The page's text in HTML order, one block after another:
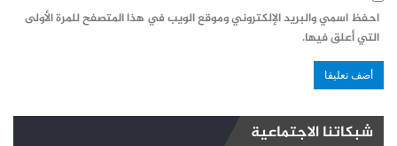
احفظ اسمي والبريد الإلكتروني وموقع الويب في هذا المتصفح للمرة الأولى
التي أعلق فيها.
شبكاتنا الاجتماعية